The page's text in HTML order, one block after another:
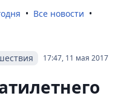
Все новости
17:47, 11 мая 2017